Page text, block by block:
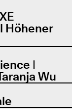
Höhener
|
Wu